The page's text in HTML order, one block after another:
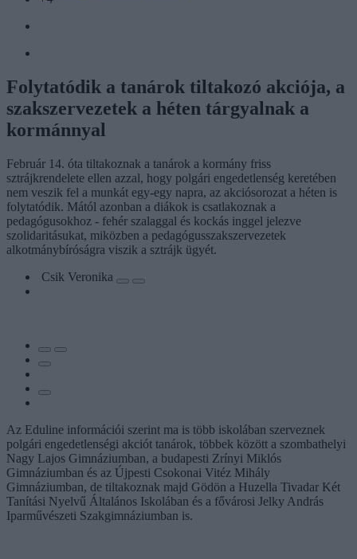
Folytatódik a tanárok tiltakozó akciója, a
szakszervezetek a héten tárgyalnak a
kormánnyal
Február 14. óta tiltakoznak a tanárok a kormány friss
sztrájkrendelete ellen azzal, hogy polgári engedetlenség keretében
nem veszik fel a munkát egy-egy napra, az akciósorozat a héten is
folytatódik. Mától azonban a diákok is csatlakoznak a
pedagógusokhoz - fehér szalaggal és kockás inggel jelezve
szolidaritásukat, miközben a pedagógusszakszervezetek
alkotmánybíróságra viszik a sztrájk ügyét.
Csik Veronika
Az Eduline információi szerint ma is több iskolában szerveznek
polgári engedetlenségi akciót tanárok, többek között a szombathelyi
Nagy Lajos Gimnáziumban, a budapesti Zrínyi Miklós
Gimnáziumban és az Újpesti Csokonai Vitéz Mihály
Gimnáziumban, de tiltakoznak majd Gödön a Huzella Tivadar Két
Tanítási Nyelvű Általános Iskolában és a fővárosi Jelky András
Iparművészeti Szakgimnáziumban is.